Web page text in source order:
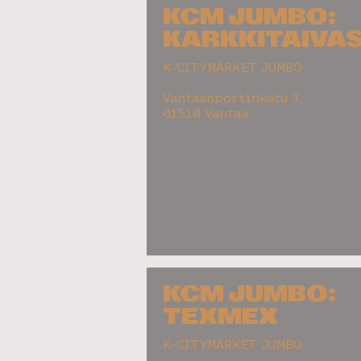
KCM JUMBO:
K-CITYMARKET JUMBO
Vantaanportinkatu 3,
01510 Vantaa
KCM JUMBO:
TEXMEX
K-CITYMARKET JUMBO